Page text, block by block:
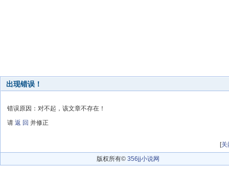
出现错误！
错误原因：对不起，该文章不存在！
请 返 回 并修正
[关
版权所有© 356jj小说网